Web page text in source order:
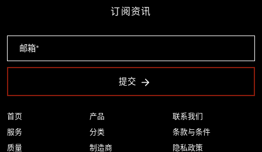
首页
服务
质量
产品
分类
制造商
联系我们
条款与条件
隐私政策
订阅资讯
提交